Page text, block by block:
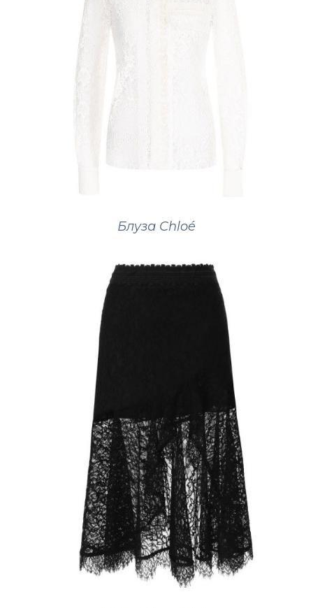
Блуза Chloé